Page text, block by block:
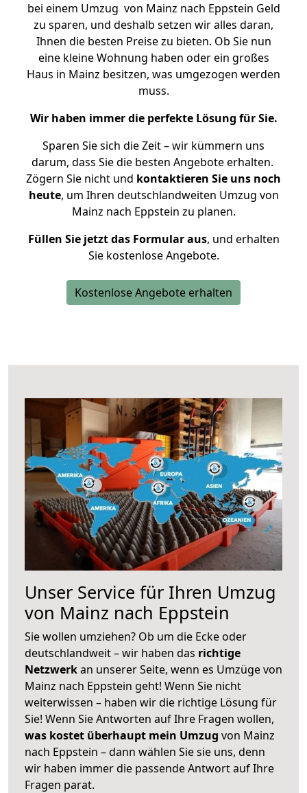
bei einem Umzug von Mainz nach Eppstein Geld
zu sparen, und deshalb setzen wir alles daran,
Ihnen die besten Preise zu bieten. Ob Sie nun
eine kleine Wohnung haben oder ein großes
Haus in Mainz besitzen, was umgezogen werden
muss.
Wir haben immer die perfekte Lösung für Sie.
Sparen Sie sich die Zeit – wir kümmern uns
darum, dass Sie die besten Angebote erhalten.
Zögern Sie nicht und kontaktieren Sie uns noch
heute, um Ihren deutschlandweiten Umzug von
Mainz nach Eppstein zu planen.
Füllen Sie jetzt das Formular aus, und erhalten
Sie kostenlose Angebote.
Kostenlose Angebote erhalten
Unser Service für Ihren Umzug
von Mainz nach Eppstein
Sie wollen umziehen? Ob um die Ecke oder
deutschlandweit – wir haben das richtige
Netzwerkan unserer Seite, wenn es Umzüge von
Mainz nach Eppstein geht! Wenn Sie nicht
weiterwissen – haben wir die richtige Lösung für
Sie! Wenn Sie Antworten auf Ihre Fragen wollen,
was kostet überhaupt mein Umzug von Mainz
nach Eppstein – dann wählen Sie sie uns, denn
wir haben immer die passende Antwort auf Ihre
Fragen parat.